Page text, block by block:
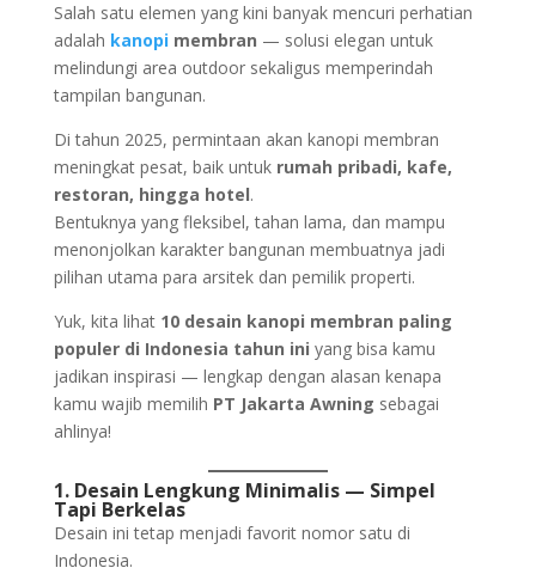
Salah satu elemen yang kini banyak mencuri perhatian
adalah kanopimembran — solusi elegan untuk
melindungi area outdoor sekaligus memperindah
tampilan bangunan.
Di tahun 2025, permintaan akan kanopi membran
meningkat pesat, baik untuk rumah pribadi, kafe,
restoran, hingga hotel.
Bentuknya yang fleksibel, tahan lama, dan mampu
menonjolkan karakter bangunan membuatnya jadi
pilihan utama para arsitek dan pemilik properti.
Yuk, kita lihat 10 desain kanopi membran paling
populer di Indonesia tahun ini yang bisa kamu
jadikan inspirasi — lengkap dengan alasan kenapa
kamu wajib memilih PT Jakarta Awning sebagai
ahlinya!
1. Desain Lengkung Minimalis — Simpel
Tapi Berkelas
Desain ini tetap menjadi favorit nomor satu di
Indonesia.